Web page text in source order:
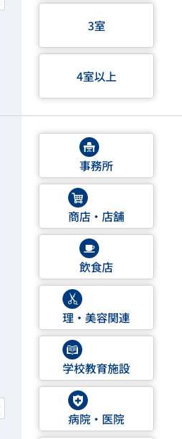
3室
4室以上
事務所
商店・店舗
飲食店
理・美容関連
学校教育施設
病院・医院